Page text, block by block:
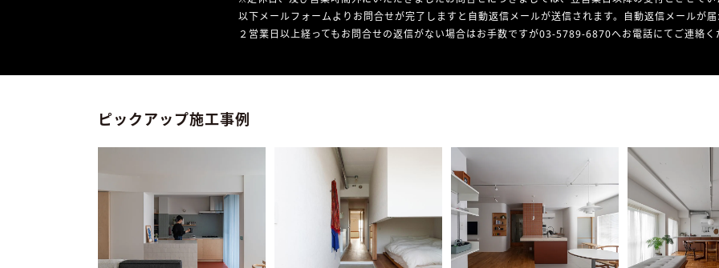
以下メールフォームよりお問合せが完了しますと自動返信メールが送信されます。自動返信メールが届
２営業日以上経ってもお問合せの返信がない場合はお手数ですが03-5789-6870へお電話にてご連絡く
ピックアップ施工事例